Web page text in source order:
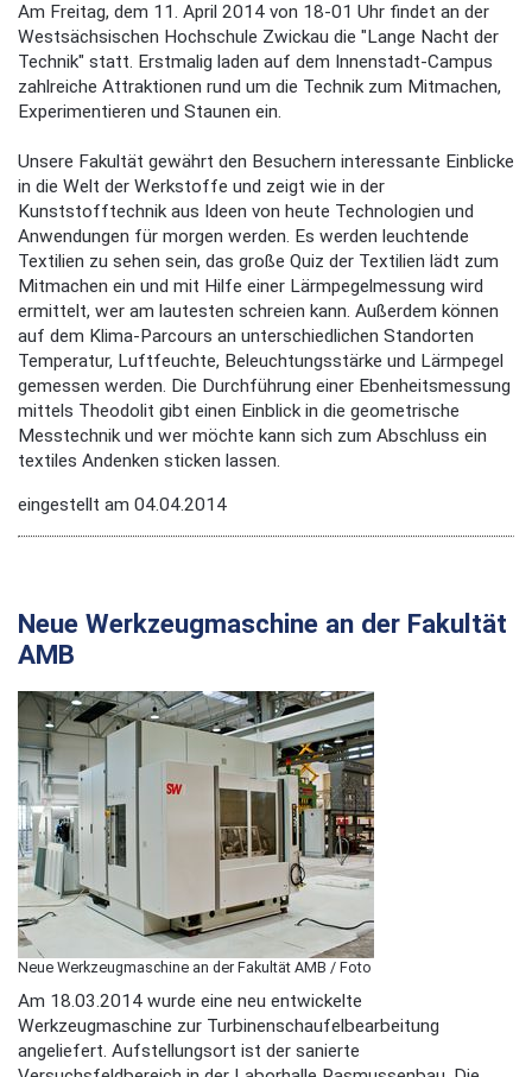
Am Freitag, dem 11. April 2014 von 18-01 Uhr findet an der
Westsächsischen Hochschule Zwickau die "Lange Nacht der
Technik" statt. Erstmalig laden auf dem Innenstadt-Campus
zahlreiche Attraktionen rund um die Technik zum Mitmachen,
Experimentieren und Staunen ein.
Unsere Fakultät gewährt den Besuchern interessante Einblicke
in die Welt der Werkstoffe und zeigt wie in der
Kunststofftechnik aus Ideen von heute Technologien und
Anwendungen für morgen werden. Es werden leuchtende
Textilien zu sehen sein, das große Quiz der Textilien lädt zum
Mitmachen ein und mit Hilfe einer Lärmpegelmessung wird
ermittelt, wer am lautesten schreien kann. Außerdem können
auf dem Klima-Parcours an unterschiedlichen Standorten
Temperatur, Luftfeuchte, Beleuchtungsstärke und Lärmpegel
gemessen werden. Die Durchführung einer Ebenheitsmessung
mittels Theodolit gibt einen Einblick in die geometrische
Messtechnik und wer möchte kann sich zum Abschluss ein
textiles Andenken sticken lassen.
eingestellt am 04.04.2014
Neue Werkzeugmaschine an der Fakultät
AMB
Neue Werkzeugmaschine an der Fakultät AMB / Foto
Am 18.03.2014 wurde eine neu entwickelte
Werkzeugmaschine zur Turbinenschaufelbearbeitung
angeliefert. Aufstellungsort ist der sanierte